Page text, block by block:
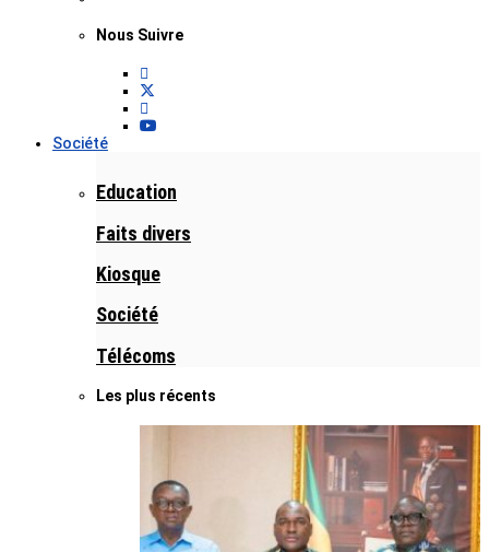
Nous Suivre
Société
Education
Faits divers
Kiosque
Société
Télécoms
Les plus récents